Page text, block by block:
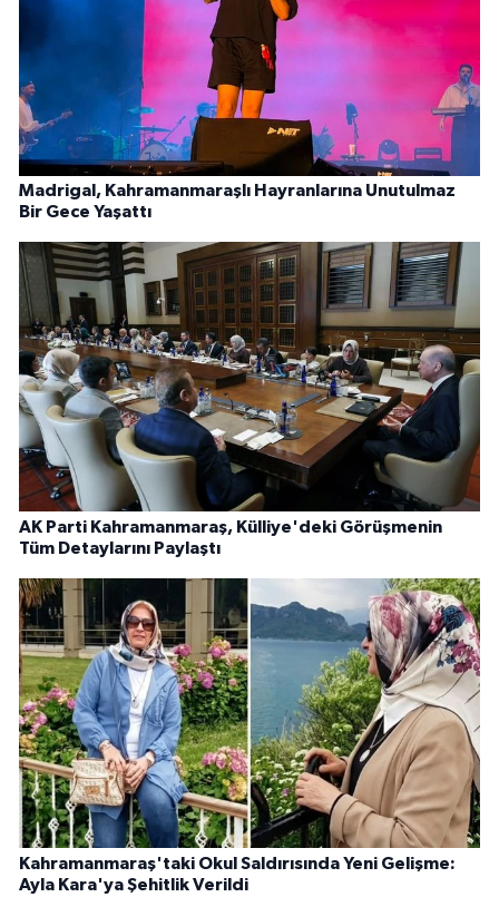
Madrigal, Kahramanmaraşlı Hayranlarına Unutulmaz
Bir Gece Yaşattı
AK Parti Kahramanmaraş, Külliye'deki Görüşmenin
Tüm Detaylarını Paylaştı
Kahramanmaraş'taki Okul Saldırısında Yeni Gelişme:
Ayla Kara'ya Şehitlik Verildi